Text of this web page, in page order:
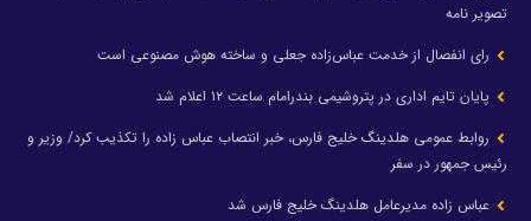
تصویر نامه
رای انفصال از خدمت عباس‌زاده جعلی و ساخته هوش مصنوعی است
پایان تایم اداری در پتروشیمی بندرامام ساعت ۱۲ اعلام شد
روابط عمومی هلدینگ خلیج فارس، خبر انتصاب عباس زاده را تکذیب کرد/ وزیر و
رئیس جمهور در سفر
عباس زاده مدیرعامل هلدینگ خلیج فارس شد